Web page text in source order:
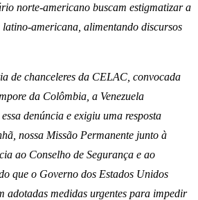
norte-americano buscam estigmatizar a
americana, alimentando discursos
de chanceleres da CELAC, convocada
da Colômbia, a Venezuela
denúncia e exigiu uma resposta
nossa Missão Permanente junto à
ao Conselho de Segurança e ao
que o Governo dos Estados Unidos
adotadas medidas urgentes para impedir